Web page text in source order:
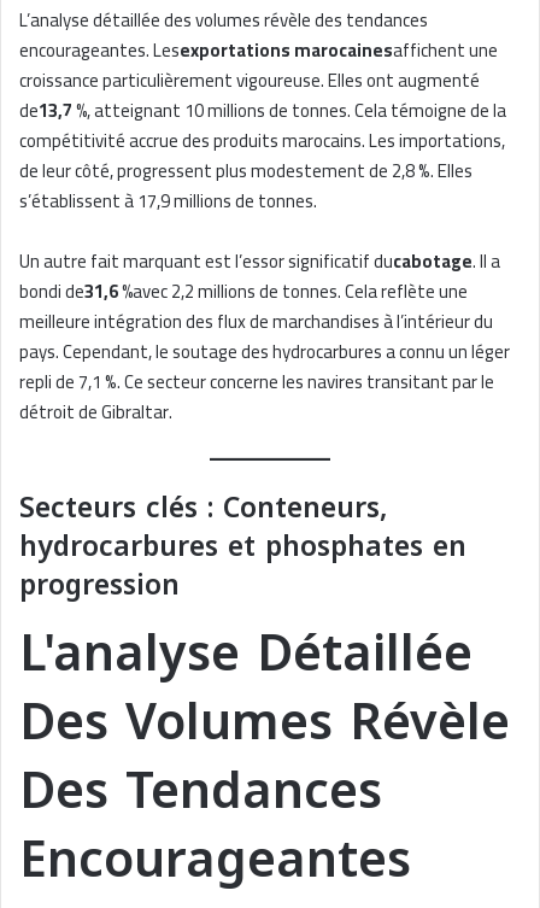
L’analyse détaillée des volumes révèle des tendances
encourageantes. Lesexportations marocainesaffichent une
croissance particulièrement vigoureuse. Elles ont augmenté
de13,7 %, atteignant 10 millions de tonnes. Cela témoigne de la
compétitivité accrue des produits marocains. Les importations,
de leur côté, progressent plus modestement de 2,8 %. Elles
s’établissent à 17,9 millions de tonnes.
Un autre fait marquant est l’essor significatif ducabotage. Il a
bondi de31,6 %avec 2,2 millions de tonnes. Cela reflète une
meilleure intégration des flux de marchandises à l’intérieur du
pays. Cependant, le soutage des hydrocarbures a connu un léger
repli de 7,1 %. Ce secteur concerne les navires transitant par le
détroit de Gibraltar.
Secteurs clés : Conteneurs,
hydrocarbures et phosphates en
progression
L'analyse Détaillée
Des Volumes Révèle
Des Tendances
Encourageantes